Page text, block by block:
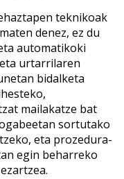
teknikoak
denez, ez du
automatikoki
urtarrilaren
bidalketa
mailakatze bat
sortutako
eta prozedura-
egin beharreko